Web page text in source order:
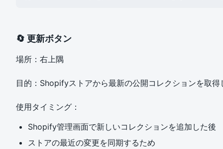
🔄 更新ボタン
場所：右上隅
目的：Shopifyストアから最新の公開コレクションを取
使用タイミング：
Shopify管理画面で新しいコレクションを追加した後
ストアの最近の変更を同期するため